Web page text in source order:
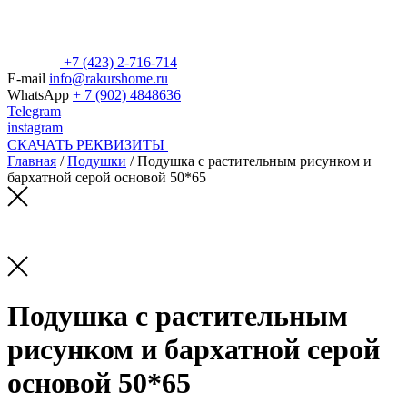
+7 (423) 2-716-714
E-mail info@rakurshome.ru
WhatsApp + 7 (902) 4848636
Telegram
instagram
СКАЧАТЬ РЕКВИЗИТЫ
Главная /Подушки / Подушка с растительным рисунком и
бархатной серой основой 50*65
Подушка с растительным
рисунком и бархатной серой
основой 50*65